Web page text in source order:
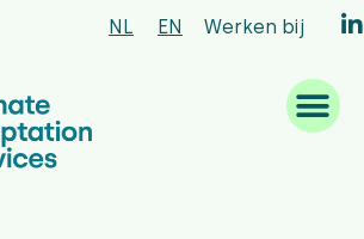
NL EN Werken bij